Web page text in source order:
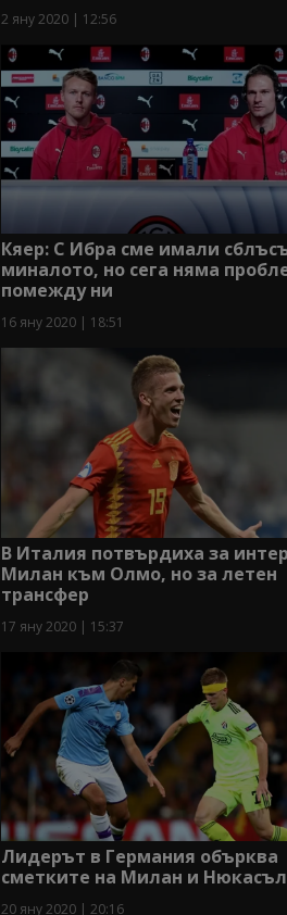
2 яну 2020 | 12:56
Кяер: С Ибра сме имали
миналото, но сега няма
помежду ни
16 яну 2020 | 18:51
В Италия потвърдиха за
Милан към Олмо, но за летен
трансфер
17 яну 2020 | 15:37
Лидерът в Германия обърква
сметките на Милан и Нюкасъл
20 яну 2020 | 20:16